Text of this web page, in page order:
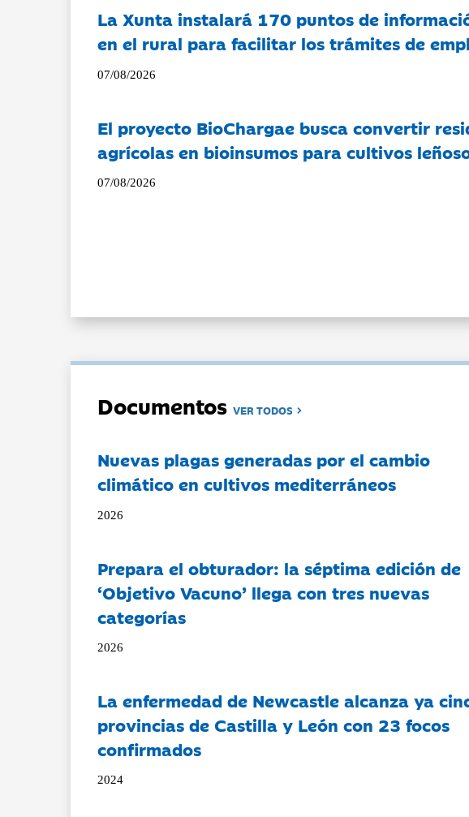
La Xunta instalará 170 puntos de
en el rural para facilitar los trámites de
07/08/2026
El proyecto BioChargae busca convertir
agrícolas en bioinsumos para cultivos
07/08/2026
DocumentosVER TODOS
Nuevas plagas generadas por el cambio
climático en cultivos mediterráneos
2026
Prepara el obturador: la séptima edición de
‘Objetivo Vacuno’ llega con tres nuevas
categorías
2026
La enfermedad de Newcastle alcanza ya
provincias de Castilla y León con 23 focos
confirmados
2024